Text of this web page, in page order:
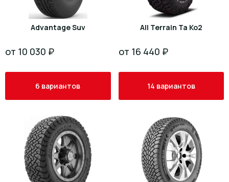
Advantage Suv
от 10 030 ₽
6 вариантов
All Terrain Ta Ko2
от 16 440 ₽
14 вариантов